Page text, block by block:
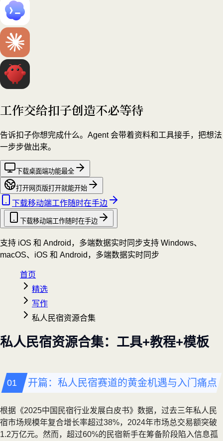
工作交给扣子创造不必等待
告诉扣子你想完成什么。Agent 会带着资料和工具接手，把想法
一步步做出来。
下载桌面端功能最全
打开网页版打开就能开始
下载移动端工作随时在手边
下载移动端工作随时在手边
支持 iOS 和 Android，多端数据实时同步支持 Windows、
macOS、iOS 和 Android，多端数据实时同步
首页
精选
写作
私人民宿资源合集
私人民宿资源合集：工具+教程+模板
开篇：私人民宿赛道的黄金机遇与入门痛点
根据《2025中国民宿行业发展白皮书》数据，过去三年私人民
宿市场规模年复合增长率超过38%，2024年市场总交易额突破
1.2万亿元。然而，超过60%的民宿新手在筹备阶段陷入信息孤